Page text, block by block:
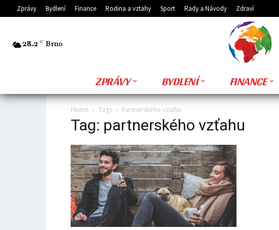
Zprávy Bydlení Finance Rodina a vztahy Sport Rady a Návody Zdraví
28.2 C Brno
ZPRÁVY BYDLENÍ FINANCE
Home Tags Partnerského vzťahu
Tag: partnerského vzťahu